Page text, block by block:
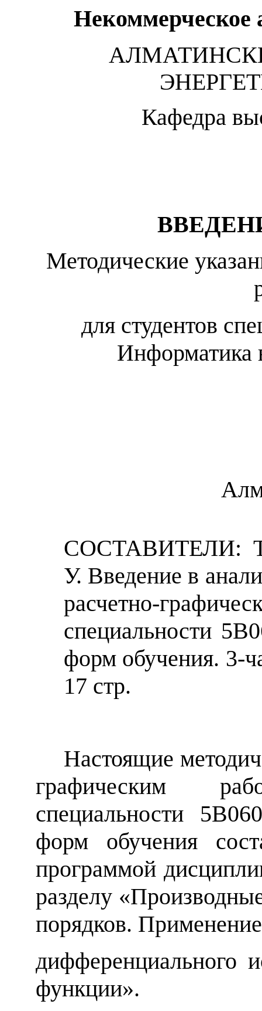
Некоммерческое
АЛМАТ
Кафедра
Методические
для студентов
Информатика
СОСТАВИТЕЛИ:
У. Введение в
расчетно-
специальности
форм обучения. 3-
17 стр.
Настоящие
графическим
специальности
форм обучения
программой
разделу «
порядков. Применение
дифференциального
функции».